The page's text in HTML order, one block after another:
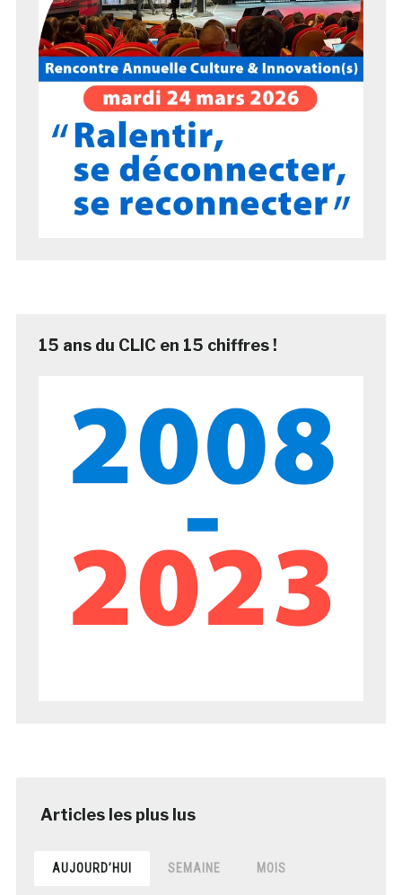
15 ans du CLIC en 15 chiffres !
AUJOURD’HUI SEMAINE MOIS